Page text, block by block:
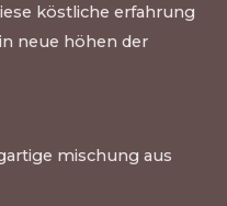
köstliche erfahrung
neue höhen der
mischung aus